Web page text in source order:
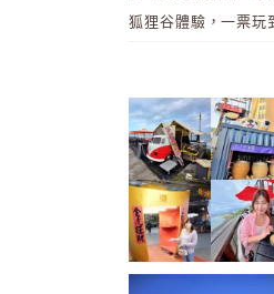
狐狸谷體驗，一票玩